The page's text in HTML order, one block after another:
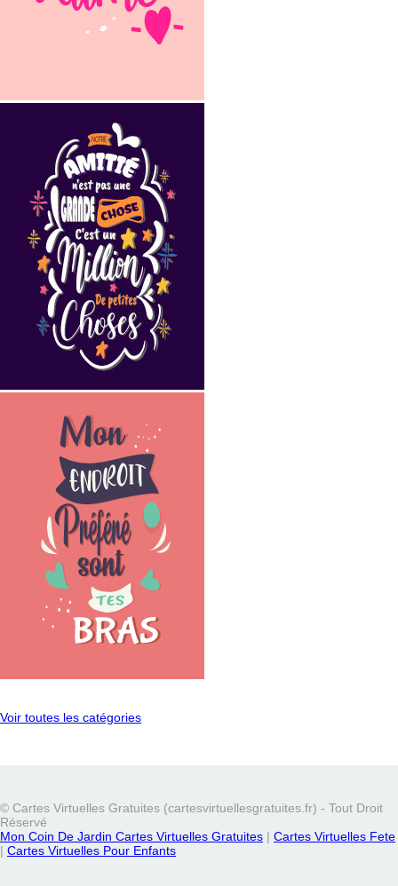
Voir toutes les catégories
© Cartes Virtuelles Gratuites (cartesvirtuellesgratuites.fr) - Tout Droit
Réservé
Mon Coin De Jardin Cartes Virtuelles Gratuites | Cartes Virtuelles Fete
| Cartes Virtuelles Pour Enfants